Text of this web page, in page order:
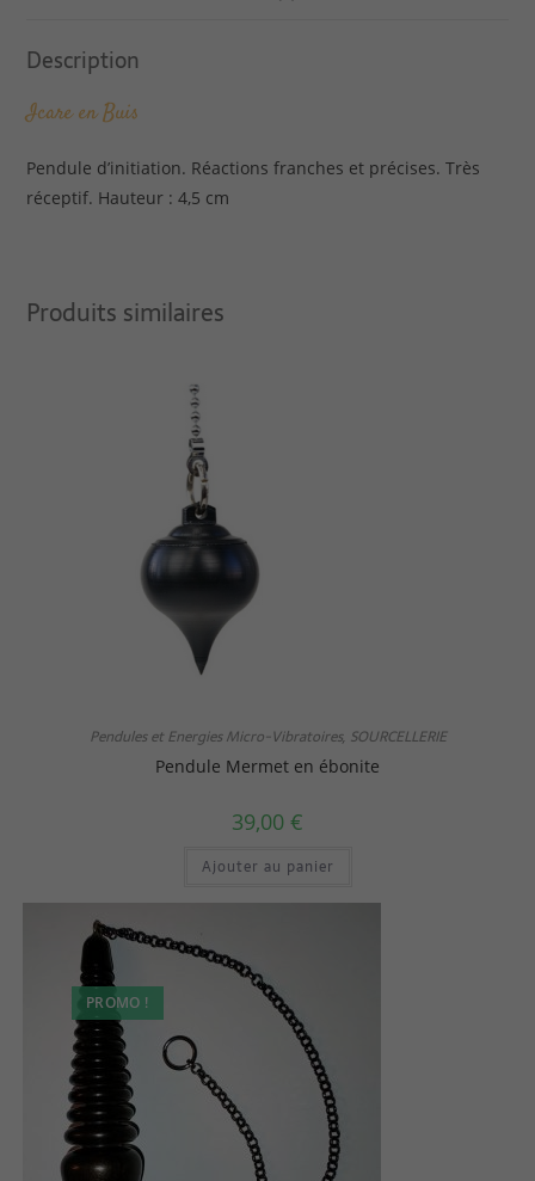
Description
Icare en Buis
Pendule d’initiation. Réactions franches et précises. Très
réceptif. Hauteur : 4,5 cm
Produits similaires
Pendules et Energies Micro-Vibratoires, SOURCELLERIE
Pendule Mermet en ébonite
39,00 €
Ajouter au panier
PROMO !